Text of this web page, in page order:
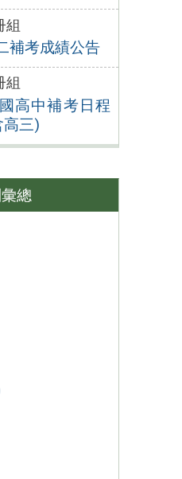
組
補考成績公告
組
高中補考日程
高三)
總